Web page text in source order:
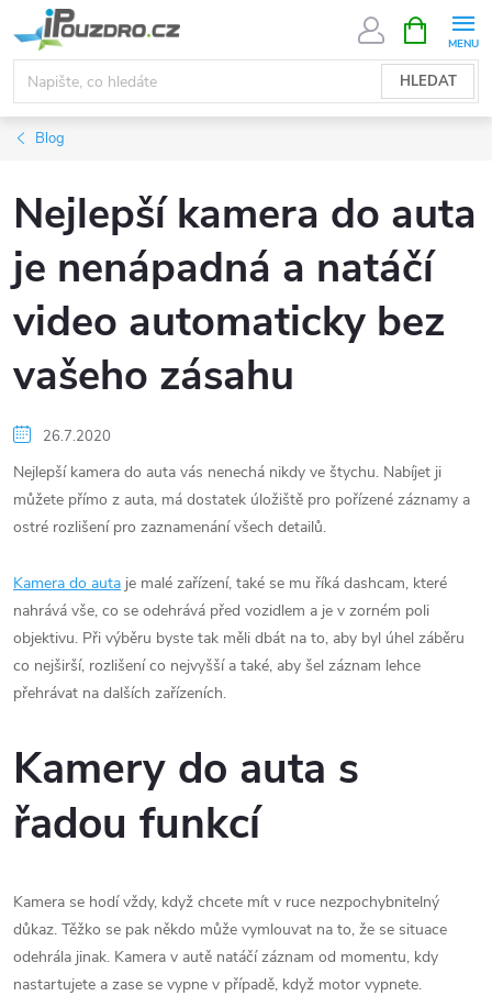
na
obsah
HLEDAT
NÁKUPNÍ
KOŠÍK
Blog
Nejlepší kamera do auta
je nenápadná a natáčí
video automaticky bez
vašeho zásahu
26.7.2020
Nejlepší kamera do auta vás nenechá nikdy ve štychu. Nabíjet ji
můžete přímo z auta, má dostatek úložiště pro pořízené záznamy a
ostré rozlišení pro zaznamenání všech detailů.
Kamera do auta je malé zařízení, také se mu říká dashcam, které
nahrává vše, co se odehrává před vozidlem a je v zorném poli
objektivu. Při výběru byste tak měli dbát na to, aby byl úhel záběru
co nejširší, rozlišení co nejvyšší a také, aby šel záznam lehce
přehrávat na dalších zařízeních.
Kamery do auta s
řadou funkcí
Kamera se hodí vždy, když chcete mít v ruce nezpochybnitelný
důkaz. Těžko se pak někdo může vymlouvat na to, že se situace
odehrála jinak. Kamera v autě natáčí záznam od momentu, kdy
nastartujete a zase se vypne v případě, když motor vypnete.